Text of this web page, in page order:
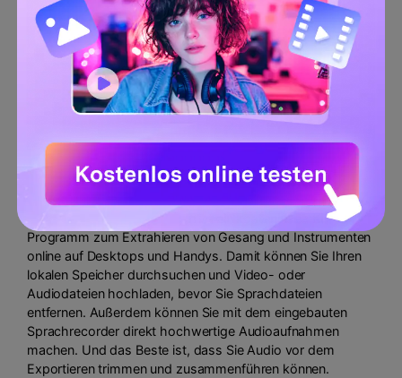
Kompatibilität:Online
Vocal Remover and Isolation ist ein kostenloses KI-
Programm zum Extrahieren von Gesang und Instrumenten
online auf Desktops und Handys. Damit können Sie Ihren
lokalen Speicher durchsuchen und Video- oder
Audiodateien hochladen, bevor Sie Sprachdateien
entfernen. Außerdem können Sie mit dem eingebauten
Sprachrecorder direkt hochwertige Audioaufnahmen
machen. Und das Beste ist, dass Sie Audio vor dem
Exportieren trimmen und zusammenführen können.